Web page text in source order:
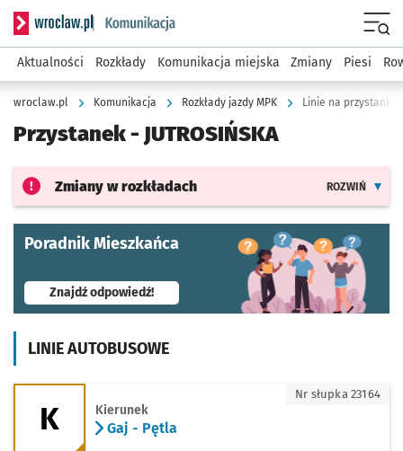
Serwis informacyjny wroclaw.pl podserwis: Komunikacja
Aktualności Rozkłady Komunikacja miejska Zmiany Piesi
wroclaw.pl Komunikacja Rozkłady jazdy MPK Linie na przystanku
Przystanek - JUTROSIŃSKA
Zmiany w rozkładach ROZWIŃ
Poradnik Mieszkańca
Znajdź odpowiedź!- otworzy się w nowej karcie
LINIE AUTOBUSOWE
K - kierunek Gaj - Pętla
K Kierunek
Gaj - Pętla
Nr słupka 23164